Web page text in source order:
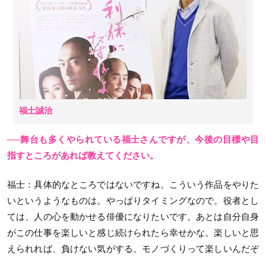
福士誠治
──舞台も多くやられている福士さんですが、今後の目標や目
指すところがあれば教えてください。
福士 ：具体的なところではないですね。こういう作品をやりた
いというようなものは。やっぱりタイミングなので。役者とし
ては、人の心を動かせる俳優になりたいです。あとは自分自身
がこの仕事を楽しいと感じ続けられたら幸せかな。楽しいと思
えられれば、負けない気がする。モノづくりって楽しいんだぞ